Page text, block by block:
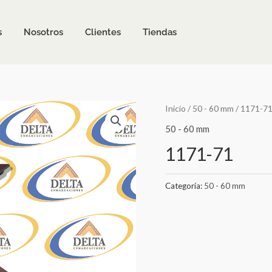
Nosotros Clientes Tiendas
Inicio / 50 - 60 mm / 1171-71
50 - 60 mm
1171-71
Categoría: 50 - 60 mm